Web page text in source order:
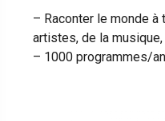
– Raconter le monde
artistes, de la
– 1000 programmes/